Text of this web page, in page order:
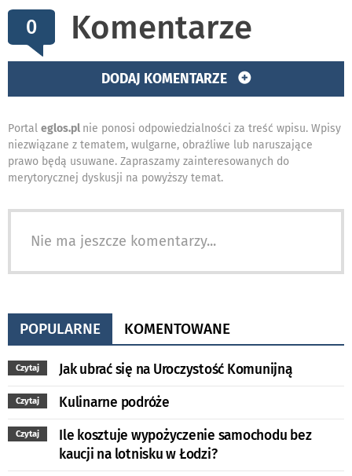
0 Komentarze
DODAJ KOMENTARZE
Portal eglos.pl nie ponosi odpowiedzialności za treść wpisu. Wpisy
niezwiązane z tematem, wulgarne, obraźliwe lub naruszające
prawo będą usuwane. Zapraszamy zainteresowanych do
merytorycznej dyskusji na powyższy temat.
Nie ma jeszcze komentarzy...
POPULARNE KOMENTOWANE
Czytaj Jak ubrać się na Uroczystość Komunijną
Czytaj Kulinarne podróże
Czytaj
Ile kosztuje wypożyczenie samochodu bez
kaucji na lotnisku w Łodzi?